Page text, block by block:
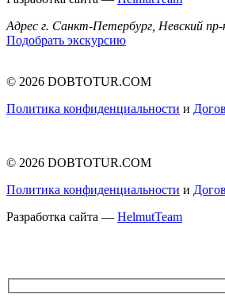
Адрес г. Санкт-Петербург, Невский
Подобрать экскурсию
© 2026 DOBTOTUR.COM
Политика конфиденциальности и
© 2026 DOBTOTUR.COM
Политика конфиденциальности и
Разработка сайта — HelmutTeam